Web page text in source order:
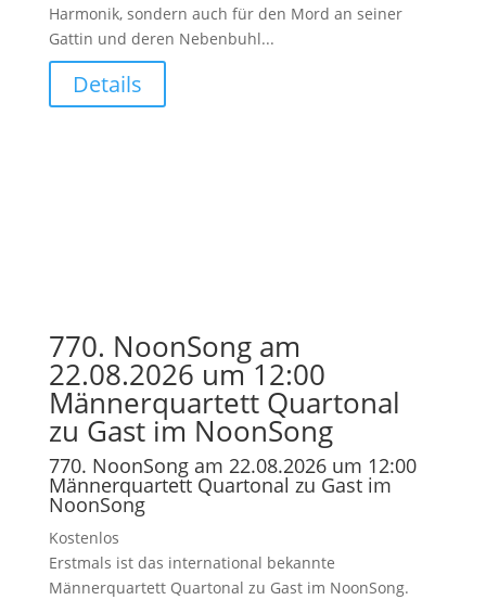
Harmonik, sondern auch für den Mord an seiner
Gattin und deren Nebenbuhl...
Details
770. NoonSong am
22.08.2026 um 12:00
Männerquartett Quartonal
zu Gast im NoonSong
770. NoonSong am 22.08.2026 um 12:00
Männerquartett Quartonal zu Gast im
NoonSong
Kostenlos
Erstmals ist das international bekannte
Männerquartett Quartonal zu Gast im NoonSong.